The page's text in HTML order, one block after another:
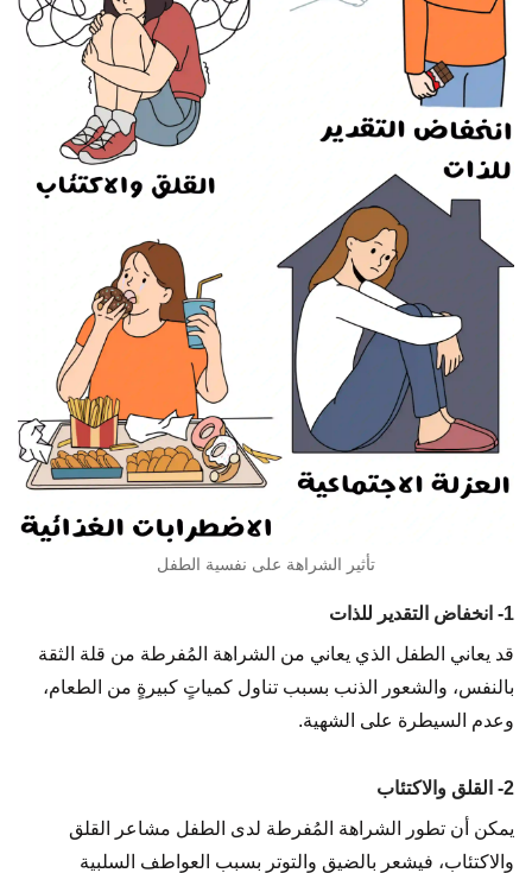
تأثير الشراهة على نفسية الطفل
1- انخفاض التقدير للذات
قد يعاني الطفل الذي يعاني من الشراهة المُفرطة من قلة الثقة
بالنفس، والشعور الذنب بسبب تناول كمياتٍ كبيرةٍ من الطعام،
وعدم السيطرة على الشهية.
2- القلق والاكتئاب
يمكن أن تطور الشراهة المُفرطة لدى الطفل مشاعر القلق
والاكتئاب، فيشعر بالضيق والتوتر بسبب العواطف السلبية